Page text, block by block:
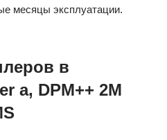
месяцы эксплуатации.
в
a, DPM++ 2M